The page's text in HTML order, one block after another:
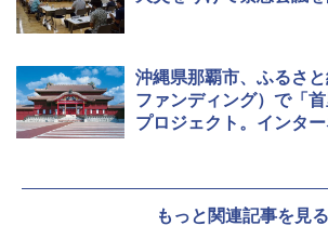
テント PATCW-200B エ
￥3,180
沖縄県那覇市、ふるさ
ファンディング）で「
プロジェクト。インタ
もっと関連記事を見る